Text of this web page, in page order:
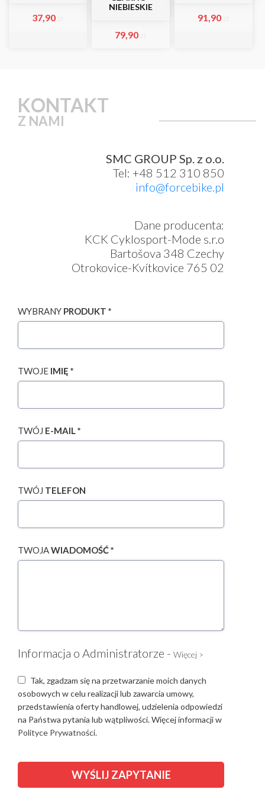
37,90
NIEBIESKIE
79,90
91,90
KONTAKT
Z NAMI
SMC GROUP Sp. z o.o.
Tel: +48 512 310 850
info@forcebike.pl
Dane producenta:
KCK Cyklosport-Mode s.r.o
Bartošova 348 Czechy
Otrokovice-Kvítkovice 765 02
WYBRANY PRODUKT *
TWOJE IMIĘ *
TWÓJ E-MAIL *
TWÓJ TELEFON
TWOJAWIADOMOŚĆ *
Informacja o Administratorze - Więcej >
Tak, zgadzam się na przetwarzanie moich danych
osobowych w celu realizacji lub zawarcia umowy,
przedstawienia oferty handlowej, udzielenia odpowiedzi
na Państwa pytania lub wątpliwości. Więcej informacji w
Polityce Prywatności.